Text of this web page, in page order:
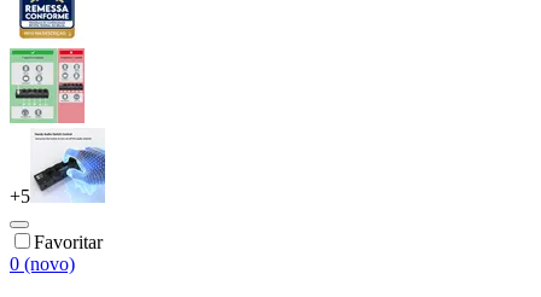
+5
Favoritar
0 (novo)